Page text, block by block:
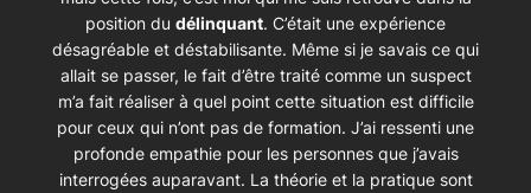
position du délinquant. C’était une expérience
désagréable et déstabilisante. Même si je savais ce qui
allait se passer, le fait d’être traité comme un suspect
m’a fait réaliser à quel point cette situation est difficile
pour ceux qui n’ont pas de formation. J’ai ressenti une
profonde empathie pour les personnes que j’avais
interrogées auparavant. La théorie et la pratique sont